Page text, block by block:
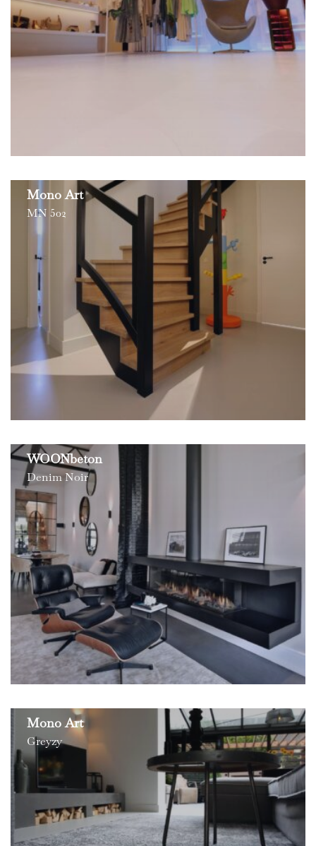
Mono Art
MN 502
WOONbeton
Denim Noir
Mono Art
Greyzy